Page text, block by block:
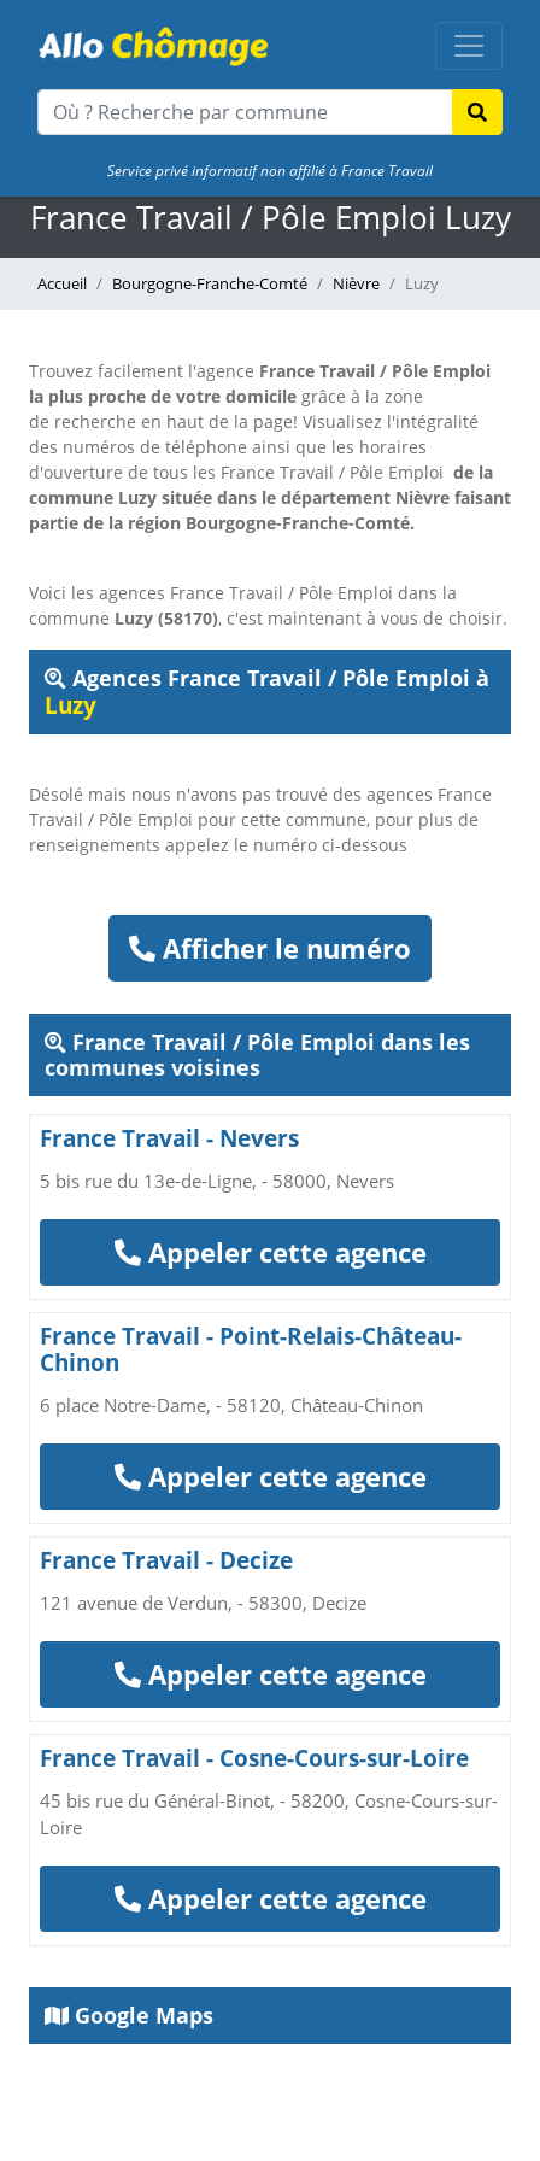
Service privé informatif non affilié à France Travail
France Travail / Pôle Emploi Luzy
Accueil Bourgogne-Franche-Comté Nièvre Luzy
Trouvez facilement l'agence France Travail / Pôle Emploi
la plus proche de votre domicile grâce à la zone
de recherche en haut de la page! Visualisez l'intégralité
des numéros de téléphone ainsi que les horaires
d'ouverture de tous les France Travail / Pôle Emploi de la
commune Luzy située dans le département Nièvre faisant
partie de la région Bourgogne-Franche-Comté.
Voici les agences France Travail / Pôle Emploi dans la
commune Luzy (58170), c'est maintenant à vous de choisir.
Agences France Travail / Pôle Emploi à
Luzy
Désolé mais nous n'avons pas trouvé des agences France
Travail / Pôle Emploi pour cette commune, pour plus de
renseignements appelez le numéro ci-dessous
Afficher le numéro
France Travail / Pôle Emploi dans les
communes voisines
France Travail - Nevers
5 bis rue du 13e-de-Ligne, - 58000, Nevers
Appeler cette agence
France Travail - Point-Relais-Château-
Chinon
6 place Notre-Dame, - 58120, Château-Chinon
Appeler cette agence
France Travail - Decize
121 avenue de Verdun, - 58300, Decize
Appeler cette agence
France Travail - Cosne-Cours-sur-Loire
45 bis rue du Général-Binot, - 58200, Cosne-Cours-sur-
Loire
Appeler cette agence
Google Maps